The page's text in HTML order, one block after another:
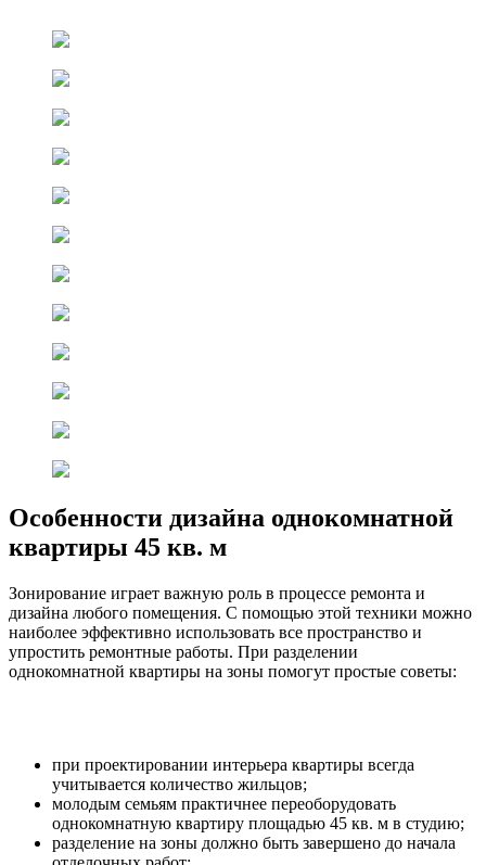
Особенности дизайна однокомнатной
квартиры 45 кв. м
Зонирование играет важную роль в процессе ремонта и
дизайна любого помещения. С помощью этой техники можно
наиболее эффективно использовать все пространство и
упростить ремонтные работы. При разделении
однокомнатной квартиры на зоны помогут простые советы:
при проектировании интерьера квартиры всегда
учитывается количество жильцов;
молодым семьям практичнее переоборудовать
однокомнатную квартиру площадью 45 кв. м в студию;
разделение на зоны должно быть завершено до начала